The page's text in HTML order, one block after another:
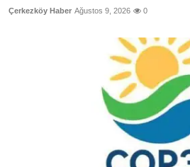
Çerkezköy Haber Ağustos 9, 2026 0